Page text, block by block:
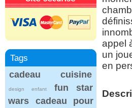
Tags
cadeau cuisine
design enfant fun
star
wars
cadeau pour
appel
un
en